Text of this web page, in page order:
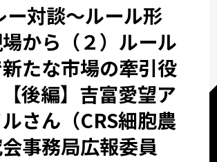
社
マ
ピ
ー
ア
ー
ー対談～ルール形
から（２）ルール
たな市場の牽引役
後編】吉富愛望ア
さん（CRS細胞農
事務局広報委員
リティコミュニケーション